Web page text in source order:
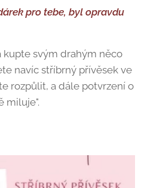
pro tebe, byl opravdu
svým drahým něco
navíc stříbrný přívěsek ve
rozpůlit, a dále potvrzení o
miluje".